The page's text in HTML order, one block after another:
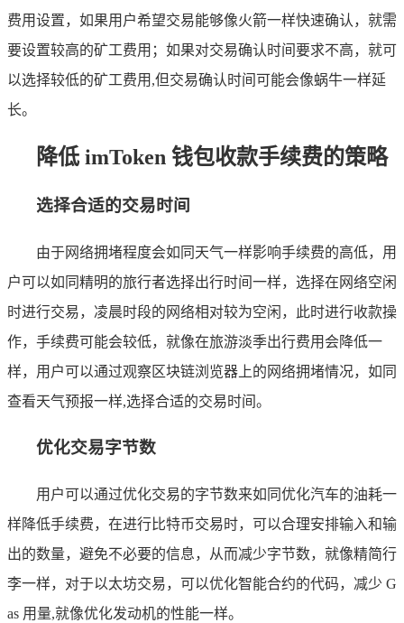
费用设置，如果用户希望交易能够像火箭一样快速确认，就需
要设置较高的矿工费用；如果对交易确认时间要求不高，就可
以选择较低的矿工费用,但交易确认时间可能会像蜗牛一样延
长。
降低 imToken 钱包收款手续费的策略
选择合适的交易时间
由于网络拥堵程度会如同天气一样影响手续费的高低，用
户可以如同精明的旅行者选择出行时间一样，选择在网络空闲
时进行交易，凌晨时段的网络相对较为空闲，此时进行收款操
作，手续费可能会较低，就像在旅游淡季出行费用会降低一
样，用户可以通过观察区块链浏览器上的网络拥堵情况，如同
查看天气预报一样,选择合适的交易时间。
优化交易字节数
用户可以通过优化交易的字节数来如同优化汽车的油耗一
样降低手续费，在进行比特币交易时，可以合理安排输入和输
出的数量，避免不必要的信息，从而减少字节数，就像精简行
李一样，对于以太坊交易，可以优化智能合约的代码，减少 G
as 用量,就像优化发动机的性能一样。